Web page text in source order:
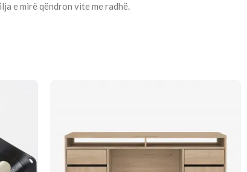
e mirë qëndron vite me radhë.